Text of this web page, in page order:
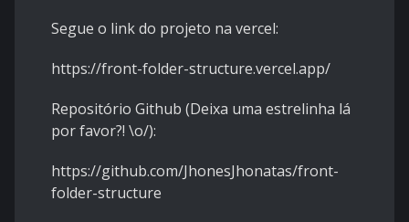
Segue o link do projeto na vercel:
https://front-folder-structure.vercel.app/
Repositório Github (Deixa uma estrelinha lá
por favor?! \o/):
https://github.com/JhonesJhonatas/front-
folder-structure